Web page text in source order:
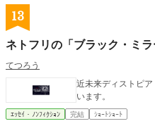
13
ネトフリの「ブラック・ミ
てつろう
近未来ディストピ
います。
ｴｯｾｲ・ﾉﾝﾌｨｸｼｮﾝ 完結 ｼｮｰﾄｼｮｰﾄ